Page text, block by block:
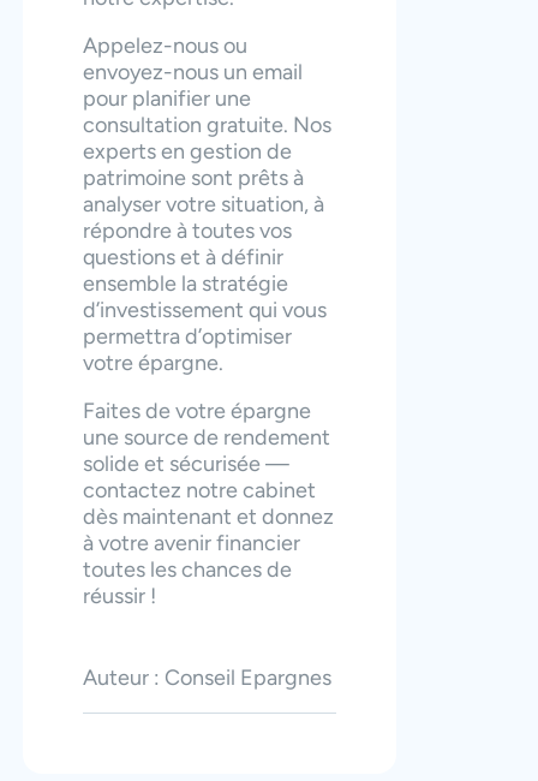
Appelez-nous ou
envoyez-nous un email
pour planifier une
consultation gratuite. Nos
experts en gestion de
patrimoine sont prêts à
analyser votre situation, à
répondre à toutes vos
questions et à définir
ensemble la stratégie
d’investissement qui vous
permettra d’optimiser
votre épargne.
Faites de votre épargne
une source de rendement
solide et sécurisée —
contactez notre cabinet
dès maintenant et donnez
à votre avenir financier
toutes les chances de
réussir !
Auteur : Conseil Epargnes